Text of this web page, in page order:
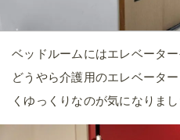
ベッドルームにはエレベータ
どうやら介護用のエレベータ
くゆっくりなのが気になりまし